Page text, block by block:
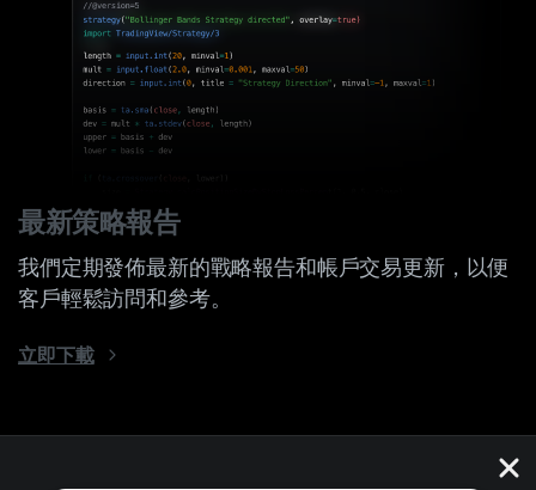
最新策略報告
我們定期發佈最新的戰略報告和帳戶交易更新，以便
客戶輕鬆訪問和參考。
立即下載